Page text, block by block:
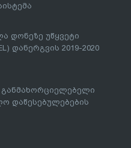
დონეზე უწყვეტი
დანერგვის 2019-2020
დაწესებულებების